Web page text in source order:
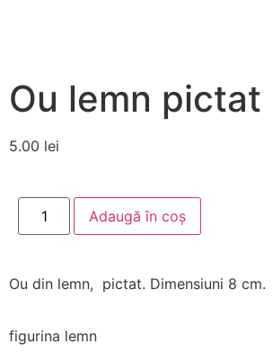
Ou lemn pictat
5.00 lei
Adaugă în coș
Ou din lemn, pictat. Dimensiuni 8 cm.
figurina lemn